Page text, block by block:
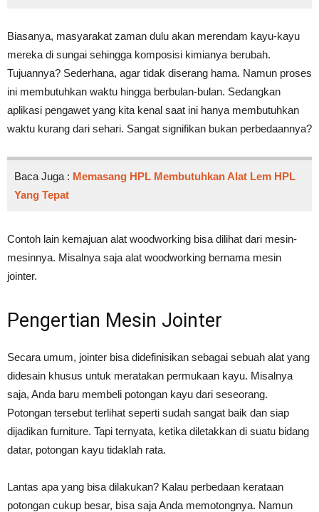
Biasanya, masyarakat zaman dulu akan merendam kayu-kayu
mereka di sungai sehingga komposisi kimianya berubah.
Tujuannya? Sederhana, agar tidak diserang hama. Namun proses
ini membutuhkan waktu hingga berbulan-bulan. Sedangkan
aplikasi pengawet yang kita kenal saat ini hanya membutuhkan
waktu kurang dari sehari. Sangat signifikan bukan perbedaannya?
Baca Juga : Memasang HPL Membutuhkan Alat Lem HPL
Yang Tepat
Contoh lain kemajuan alat woodworking bisa dilihat dari mesin-
mesinnya. Misalnya saja alat woodworking bernama mesin
jointer.
Pengertian Mesin Jointer
Secara umum, jointer bisa didefinisikan sebagai sebuah alat yang
didesain khusus untuk meratakan permukaan kayu. Misalnya
saja, Anda baru membeli potongan kayu dari seseorang.
Potongan tersebut terlihat seperti sudah sangat baik dan siap
dijadikan furniture. Tapi ternyata, ketika diletakkan di suatu bidang
datar, potongan kayu tidaklah rata.
Lantas apa yang bisa dilakukan? Kalau perbedaan kerataan
potongan cukup besar, bisa saja Anda memotongnya. Namun